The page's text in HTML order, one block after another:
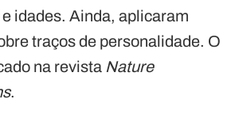
idades. Ainda, aplicaram
traços de personalidade. O
na revista Nature
.